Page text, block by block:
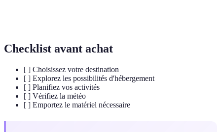
Checklist avant achat
[ ] Choisissez votre destination
[ ] Explorez les possibilités d'hébergement
[ ] Planifiez vos activités
[ ] Vérifiez la météo
[ ] Emportez le matériel nécessaire